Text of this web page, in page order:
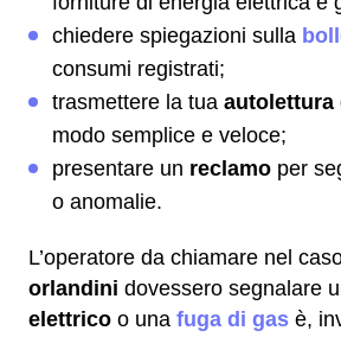
chiedere spiegazioni sulla
consumi registrati;
trasmettere la tua autolettura
modo semplice e veloce;
presentare un reclamo per
o anomalie.
L’operatore da chiamare nel
orlandini dovessero segnalare
elettrico o una fuga di gas è,